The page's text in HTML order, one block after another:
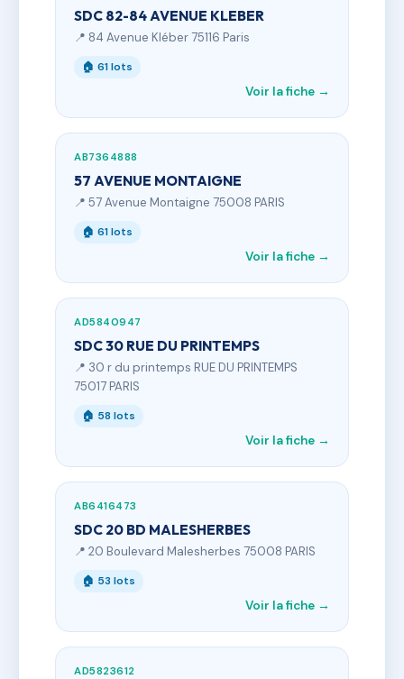
SDC 82-84 AVENUE KLEBER
📍 84 Avenue Kléber 75116 Paris
🏠 61 lots
Voir la fiche →
AB7364888
57 AVENUE MONTAIGNE
📍 57 Avenue Montaigne 75008 PARIS
🏠 61 lots
Voir la fiche →
AD5840947
SDC 30 RUE DU PRINTEMPS
📍 30 r du printemps RUE DU PRINTEMPS
75017 PARIS
🏠 58 lots
Voir la fiche →
AB6416473
SDC 20 BD MALESHERBES
📍 20 Boulevard Malesherbes 75008 PARIS
🏠 53 lots
Voir la fiche →
AD5823612